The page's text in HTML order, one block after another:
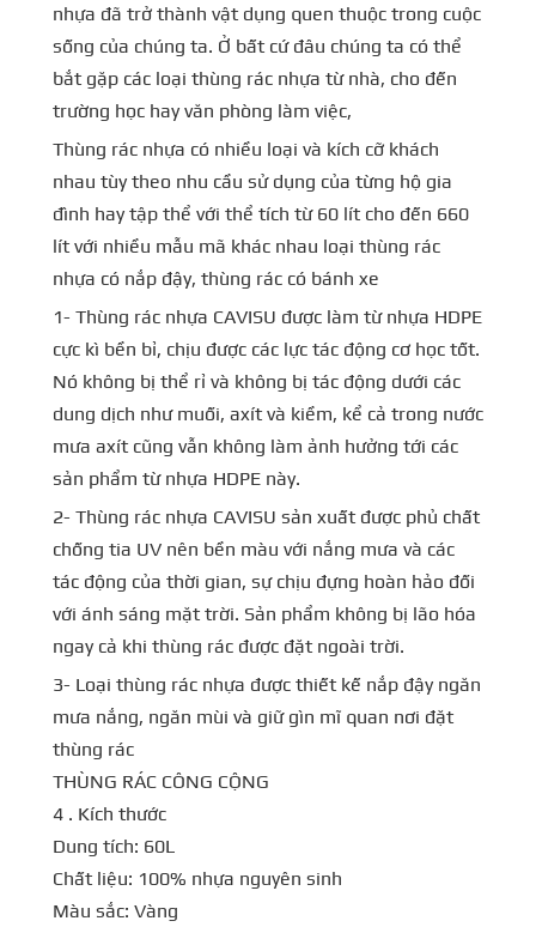
nhựa đã trở thành vật dụng quen thuộc trong cuộc
sống của chúng ta. Ở bất cứ đâu chúng ta có thể
bắt gặp các loại thùng rác nhựa từ nhà, cho đến
trường học hay văn phòng làm việc,
Thùng rác nhựa có nhiều loại và kích cỡ khách
nhau tùy theo nhu cầu sử dụng của từng hộ gia
đình hay tập thể với thể tích từ 60 lít cho đến 660
lít với nhiều mẫu mã khác nhau loại thùng rác
nhựa có nắp đậy, thùng rác có bánh xe
1- Thùng rác nhựa CAVISU được làm từ nhựa HDPE
cực kì bền bỉ, chịu được các lực tác động cơ học tốt.
Nó không bị thể rỉ và không bị tác động dưới các
dung dịch như muối, axít và kiềm, kể cả trong nước
mưa axít cũng vẫn không làm ảnh hưởng tới các
sản phẩm từ nhựa HDPE này.
2- Thùng rác nhựa CAVISU sản xuất được phủ chất
chống tia UV nên bền màu với nắng mưa và các
tác động của thời gian, sự chịu đựng hoàn hảo đối
với ánh sáng mặt trời. Sản phẩm không bị lão hóa
ngay cả khi thùng rác được đặt ngoài trời.
3- Loại thùng rác nhựa được thiết kế nắp đậy ngăn
mưa nắng, ngăn mùi và giữ gìn mĩ quan nơi đặt
thùng rác
THÙNG RÁC CÔNG CỘNG
4 . Kích thước
Dung tích: 60L
Chất liệu: 100% nhựa nguyên sinh
Màu sắc: Vàng